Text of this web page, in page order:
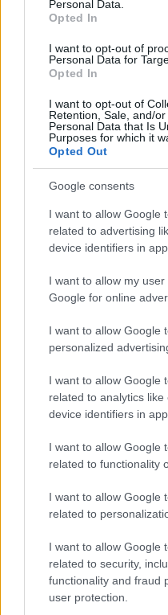
Personal Data.
Opted In
I want to opt-out of
Personal Data for
Opted In
I want to opt-out of
Retention, Sale, and/
Personal Data that Is
Purposes for which it
Opted Out
Google consents
I want to allow Google
related to advertising
device identifiers in
I want to allow my
Google for online
I want to allow Google
personalized
I want to allow Google
related to analytics
device identifiers in
I want to allow Google
related to functionality
I want to allow Google
related to
I want to allow Google
related to security,
functionality and fraud
user protection.
Δεν είναι η πρώτη
είδους κυκλώματος.
Σε αγωγή που έχει
φίλου του και
αναφέρεται ότι βίασε
15 ετών, στην βίλα